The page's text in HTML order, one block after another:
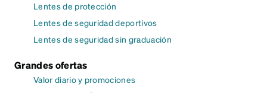
Lentes de protección
Lentes de seguridad deportivos
Lentes de seguridad sin graduación
Grandes ofertas
Valor diario y promociones